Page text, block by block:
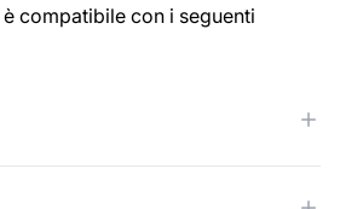
è compatibile con i seguenti